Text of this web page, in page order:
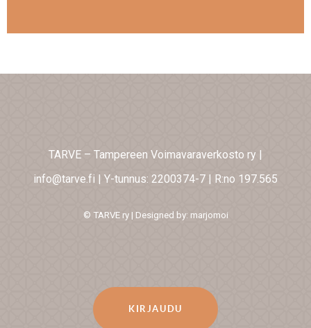
TARVE – Tampereen Voimavaraverkosto ry
info@tarve.fi
Y-tunnus: 2200374-7 R:no 197.565
© TARVE ry | Designed by: marjomoi
KIRJAUDU